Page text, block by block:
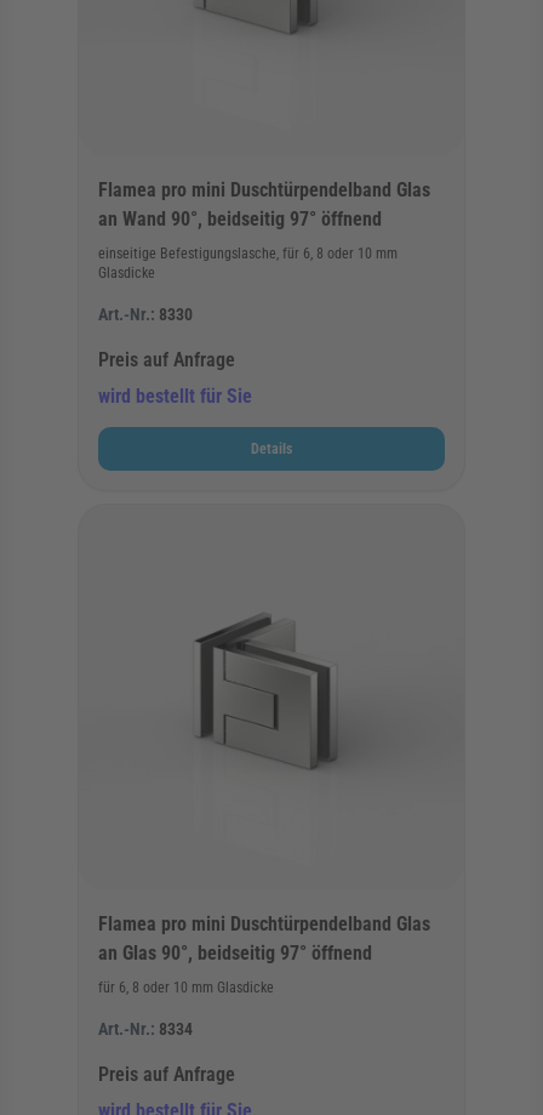
Flamea pro mini Duschtürpendelband Glas
an Wand 90°, beidseitig 97° öffnend
einseitige Befestigungslasche, für 6, 8 oder 10 mm
Glasdicke
Art.-Nr.: 8330
Preis auf Anfrage
wird bestellt für Sie
Details
Flamea pro mini Duschtürpendelband Glas
an Glas 90°, beidseitig 97° öffnend
für 6, 8 oder 10 mm Glasdicke
Art.-Nr.: 8334
Preis auf Anfrage